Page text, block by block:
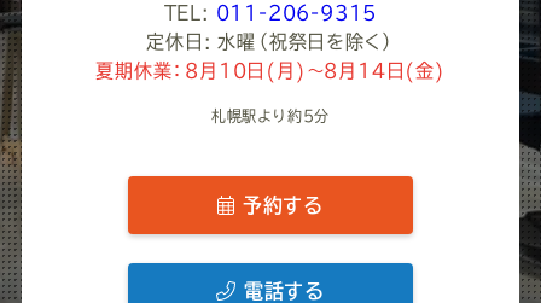
TEL: 011-206-9315
定休日: 水曜（祝祭日を除く）
夏期休業：8月10日(月)～8月14日(金)
札幌駅より約5分
予約する
電話する